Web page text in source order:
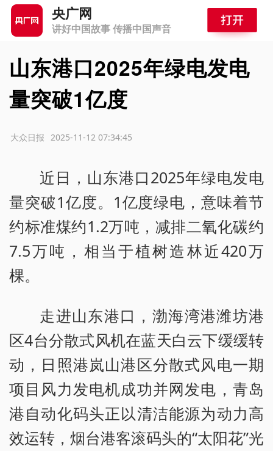
央广网
讲好中国故事 传播中国声音
山东港口2025年绿电发电
量突破1亿度
2025-11-12 07:34:45
大众日报
近日，山东港口2025年绿电发电
量突破1亿度。1亿度绿电，意味着节
约标准煤约1.2万吨，减排二氧化碳约
7.5万吨，相当于植树造林近420万
棵。
走进山东港口，渤海湾港潍坊港
区4台分散式风机在蓝天白云下缓缓转
动，日照港岚山港区分散式风电一期
项目风力发电机成功并网发电，青岛
港自动化码头正以清洁能源为动力高
效运转，烟台港客滚码头的“太阳花”光